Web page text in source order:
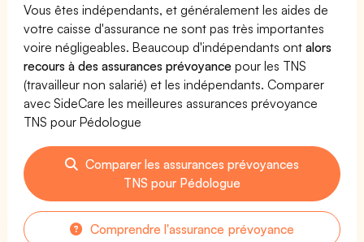
Vous êtes indépendants, et généralement les aides de
votre caisse d'assurance ne sont pas très importantes
voire négligeables. Beaucoup d'indépendants ontalors
recours à des assurances prévoyance pour les TNS
(travailleur non salarié) et les indépendants. Comparer
avec SideCare les meilleures assurances prévoyance
TNS pour Pédologue
Comparer les assurances prévoyances
TNS pour Pédologue
Comprendre l'assurance prévoyance